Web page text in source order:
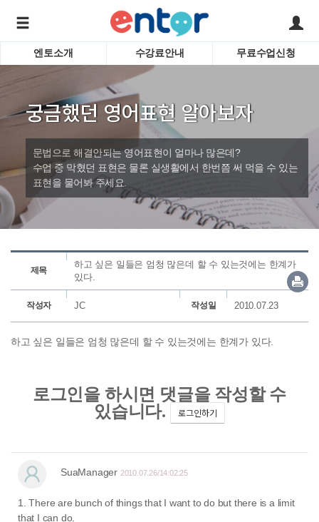
학습도우미 G1
바로가기
서비스안내
강사소개
회사소개
어린이
영자신
수업
엔토소개 수강료안내 무료수업신청
궁금했던 영어표현 알아보자
문법으로 해결안되는 영어표현이 얼마나 많은데?
수업 중 막혔던 표현은 물론 실생활에서 한번쯤 써 먹을 수 있는
표현을 물어봐 주세요.
제목
하고 싶은 일들은 엄청 많은데 할 수 있는것에는 한계가
있다.
작성자 JC 작성일 2010.07.23
하고 싶은 일들은 엄청 많은데 할 수 있는것에는 한계가 있다.